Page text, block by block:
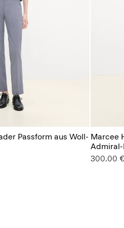
Passform aus Woll- Marcee
300.00